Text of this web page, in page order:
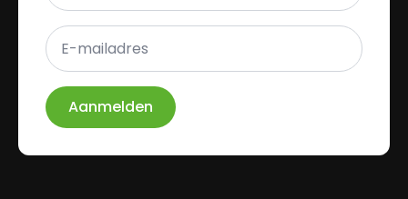
E-
mailadres
*
Aanmelden